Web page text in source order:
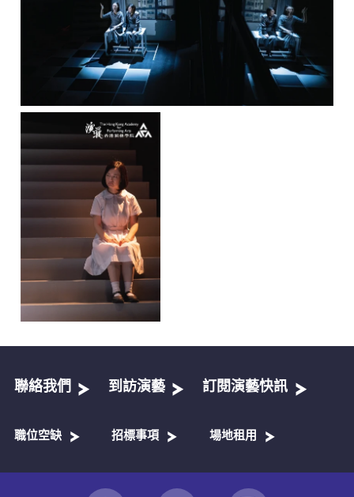
聯絡我們 到訪演藝 訂閱演藝快訊
職位空缺 招標事項 場地租用